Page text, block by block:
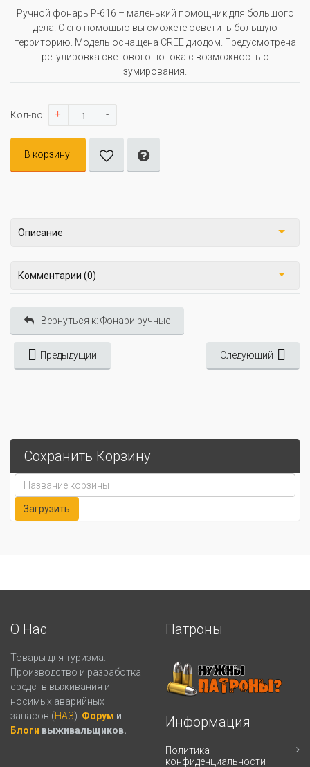
Ручной фонарь P-616 – маленький помощник для большого
дела. С его помощью вы сможете осветить большую
территорию. Модель оснащена CREE диодом. Предусмотрена
регулировка светового потока с возможностью
зумирования.
Кол-во: + -
В корзину
Описание
Комментарии (0)
Вернуться к: Фонари ручные
Предыдущий Следующий
Сохранить Корзину
О Нас
Товары для туризма.
Производство и разработка
средств выживания и
носимых аварийных
запасов (НАЗ). Форум и
Блоги выживальщиков.
Патроны
Информация
Политика
конфиденциальности